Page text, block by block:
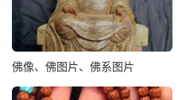
佛像、佛图片、佛系图片